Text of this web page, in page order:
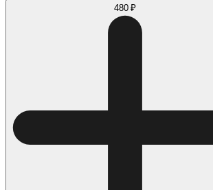
480 ₽